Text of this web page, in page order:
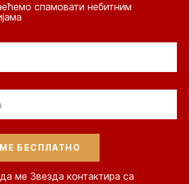
спамовати небитним
ме Звезда контактира са